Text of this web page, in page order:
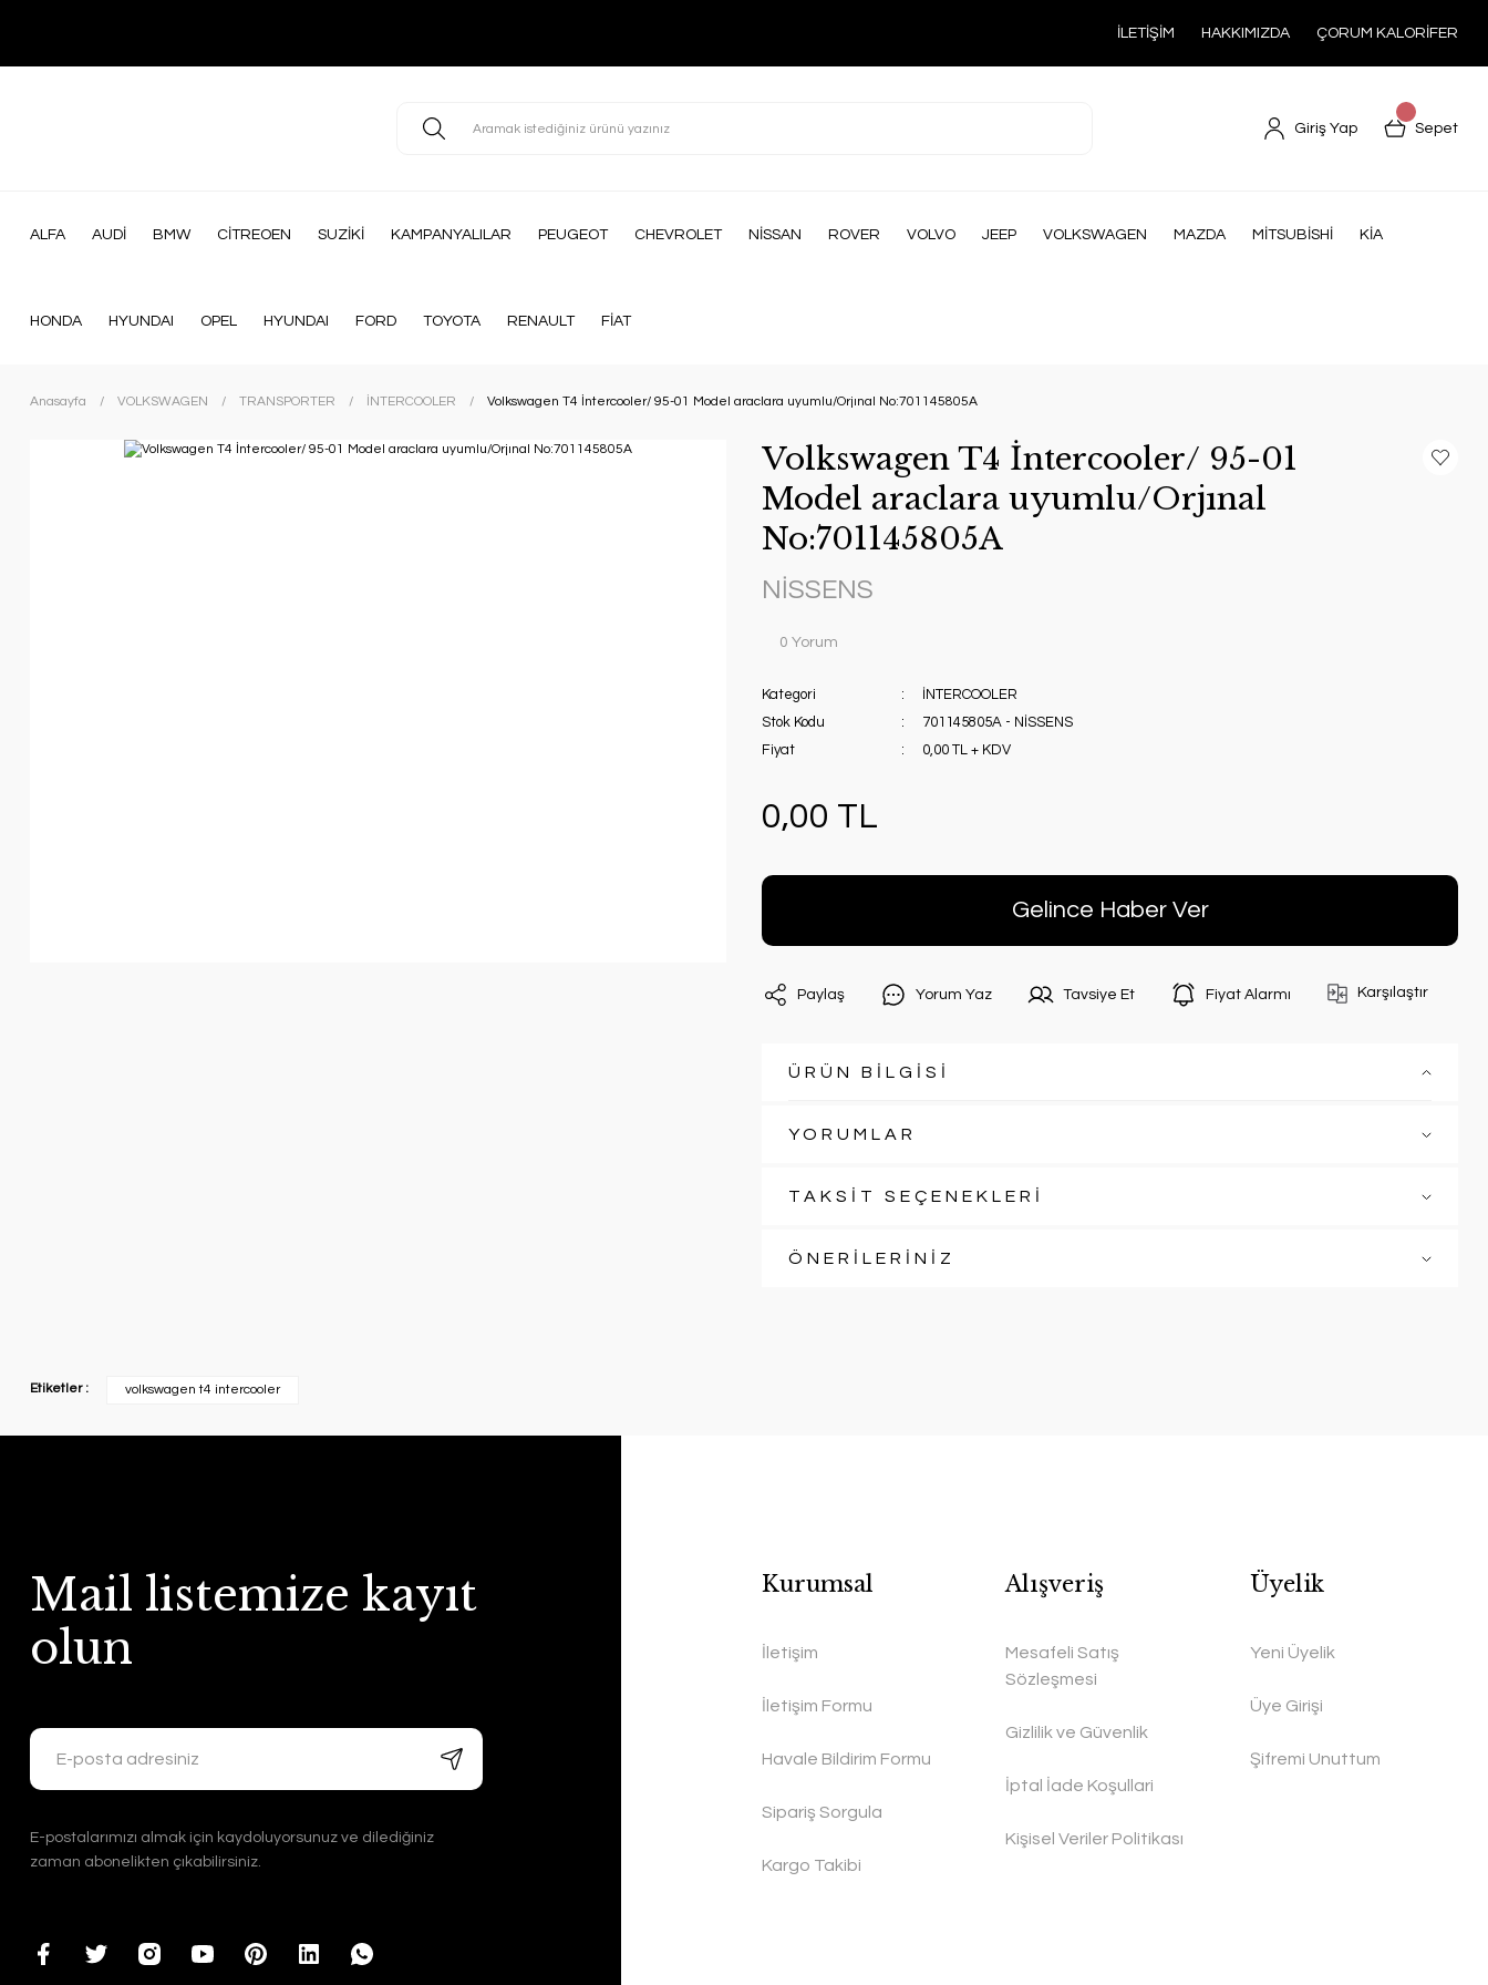
İLETİŞİM HAKKIMIZDA ÇORUM KALORİFER
Giriş Yap Sepet
ALFA AUDİ BMW CİTREOEN SUZİKİ KAMPANYALILAR PEUGEOT CHEVROLET NİSSAN ROVER VOLVO JEEP VOLKSWAGEN MAZDA MİTSUBİSHİ KİA
HONDA HYUNDAI OPEL HYUNDAI FORD TOYOTA RENAULT FİAT
Anasayfa VOLKSWAGEN TRANSPORTER İNTERCOOLER Volkswagen T4 İntercooler/ 95-01 Model araclara uyumlu/Orjınal No:701145805A
Volkswagen T4 İntercooler/ 95-01
Model araclara uyumlu/Orjınal
No:701145805A
NİSSENS
0 Yorum
Kategori
İNTERCOOLER
Stok Kodu
701145805A - NİSSENS
Fiyat
0,00 TL + KDV
0,00 TL
Gelince Haber Ver
Paylaş Yorum Yaz Tavsiye Et Fiyat Alarmı Karşılaştır
ÜRÜN BİLGİSİ
YORUMLAR
TAKSİT SEÇENEKLERİ
ÖNERİLERİNİZ
Etiketler : volkswagen t4 intercooler
Mail listemize kayıt
olun
E-postalarımızı almak için kaydoluyorsunuz ve dilediğiniz
zaman abonelikten çıkabilirsiniz.
Kurumsal
İletişim
İletişim Formu
Havale Bildirim Formu
Sipariş Sorgula
Kargo Takibi
Alışveriş
Mesafeli Satış
Sözleşmesi
Gizlilik ve Güvenlik
İptal İade Koşullari
Kişisel Veriler Politikası
Üyelik
Yeni Üyelik
Üye Girişi
Şifremi Unuttum